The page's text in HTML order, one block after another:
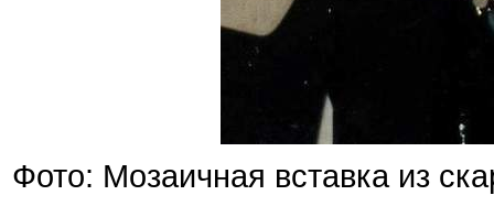
Фото: Мозаичная вставка из